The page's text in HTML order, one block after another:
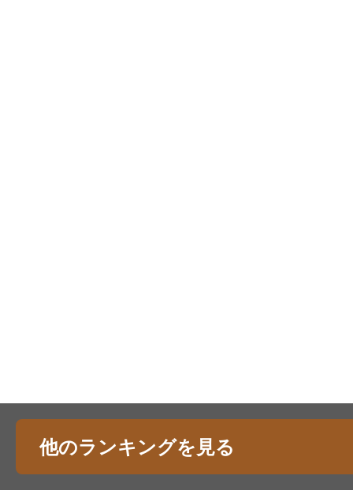
他のランキングを見る